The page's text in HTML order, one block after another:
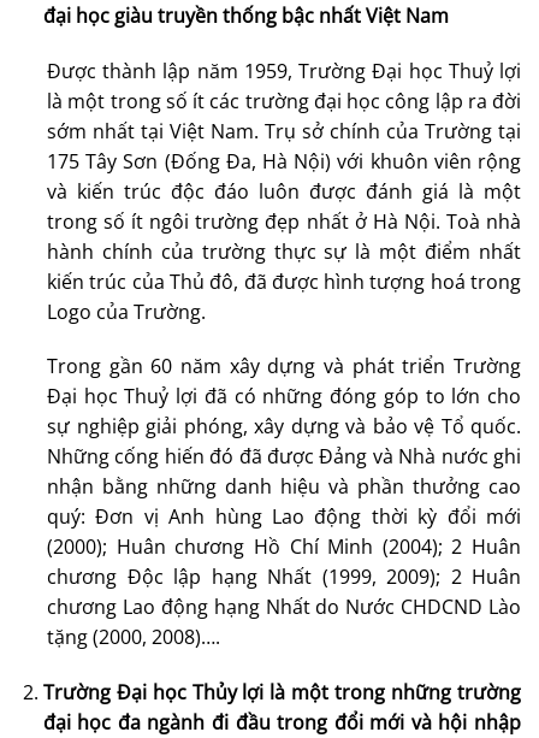
đại học giàu truyền thống bậc nhất Việt Nam
Được thành lập năm 1959, Trường Đại học Thuỷ lợi
là một trong số ít các trường đại học công lập ra đời
sớm nhất tại Việt Nam. Trụ sở chính của Trường tại
175 Tây Sơn (Đống Đa, Hà Nội) với khuôn viên rộng
và kiến trúc độc đáo luôn được đánh giá là một
trong số ít ngôi trường đẹp nhất ở Hà Nội. Toà nhà
hành chính của trường thực sự là một điểm nhất
kiến trúc của Thủ đô, đã được hình tượng hoá trong
Logo của Trường.
Trong gần 60 năm xây dựng và phát triển Trường
Đại học Thuỷ lợi đã có những đóng góp to lớn cho
sự nghiệp giải phóng, xây dựng và bảo vệ Tổ quốc.
Những cống hiến đó đã được Đảng và Nhà nước ghi
nhận bằng những danh hiệu và phần thưởng cao
quý: Đơn vị Anh hùng Lao động thời kỳ đổi mới
(2000); Huân chương Hồ Chí Minh (2004); 2 Huân
chương Độc lập hạng Nhất (1999, 2009); 2 Huân
chương Lao động hạng Nhất do Nước CHDCND Lào
tặng (2000, 2008)….
Trường Đại học Thủy lợi là một trong những trường
đại học đa ngành đi đầu trong đổi mới và hội nhập